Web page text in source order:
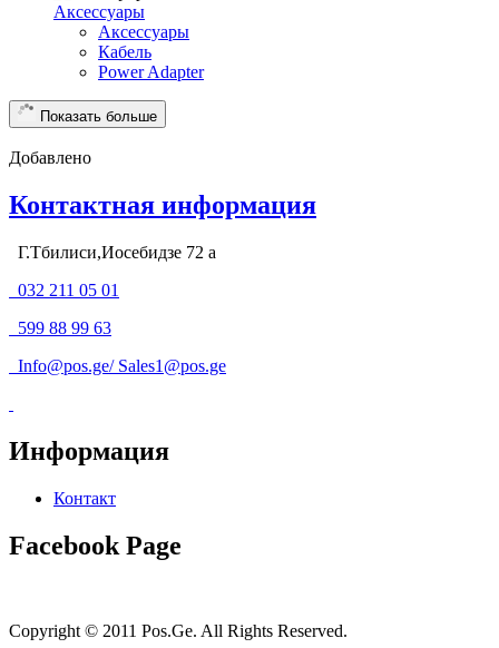
Аксессуары
Аксессуары
Кабель
Power Adapter
Показать больше
Добавлено
Контактная информация
Г.Тбилиси,Иосебидзе 72 а
032 211 05 01
599 88 99 63
Info@pos.ge/ Sales1@pos.ge
Информация
Контакт
Facebook Page
Copyright © 2011 Pos.Ge. All Rights Reserved.